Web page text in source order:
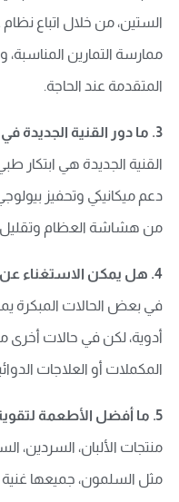
الستين، من خلال اتباع
ممارسة التمارين
المتقدمة عند الحاجة.
3. ما دور القنية الجديدة في تقوية العظام؟
القنية الجديدة هي ابتكار
دعم ميكانيكي وتحفيز
من هشاشة العظام وتقليل
4. هل يمكن الاستغناء عن الأدوية إذا تم اتباع نمط حياة صحي؟
في بعض الحالات المبكرة
أدوية، لكن في حالات أخرى
المكملات أو العلاجات
5. ما أفضل الأطعمة لتقوية العظام لدى كبار السن؟
منتجات الألبان، السردين،
مثل السلمون، جميعها غنية